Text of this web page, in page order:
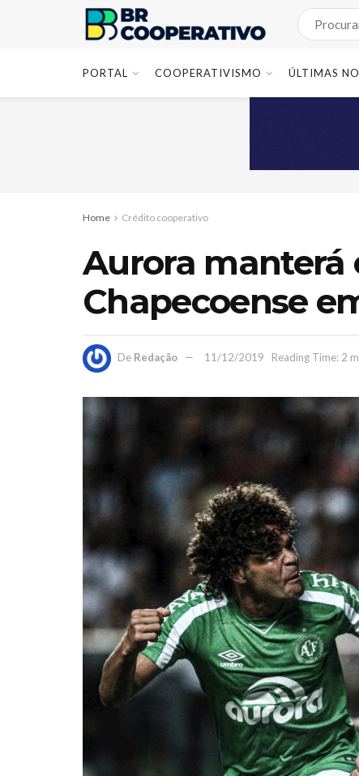
PORTAL COOPERATIVISMO ÚLTIMAS
Home Crédito cooperativo
Aurora manterá
Chapecoense
De Redação 11/12/2019 Reading Time: 2